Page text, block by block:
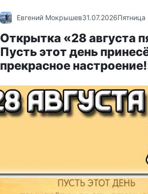
Евгений Мокрышев31.07.2026Пятница
Открытка «28 августа
Пусть этот день
прекрасное